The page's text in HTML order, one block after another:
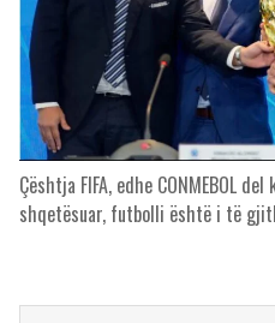
Çështja FIFA, edhe CONMEBOL
shqetësuar, futbolli është i të